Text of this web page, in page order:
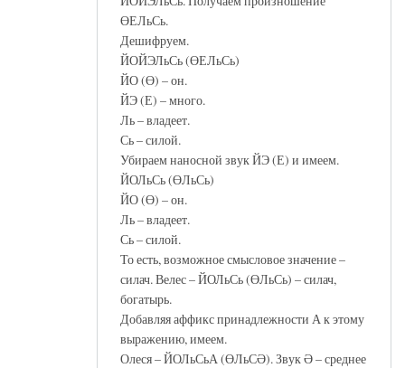
ӨЕЛьСь.
Дешифруем.
ЙОЙЭЛьСь (ӨЕЛьСь)
ЙО (Ө) – он.
ЙЭ (Е) – много.
Ль – владеет.
Сь – силой.
Убираем наносной звук ЙЭ (Е) и имеем.
ЙОЛьСь (ӨЛьСь)
ЙО (Ө) – он.
Ль – владеет.
Сь – силой.
То есть, возможное смысловое значение –
силач. Велес – ЙОЛьСь (ӨЛьСь) – силач,
богатырь.
Добавляя аффикс принадлежности А к этому
выражению, имеем.
Олеся – ЙОЛьСьА (ӨЛьСӘ). Звук Ә – среднее